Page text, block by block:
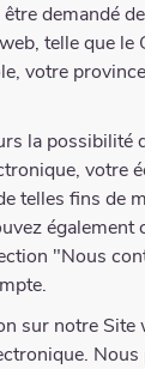
être demandé
telle que
votre
la possibilité
votre
telles fins
"Nous
sur notre